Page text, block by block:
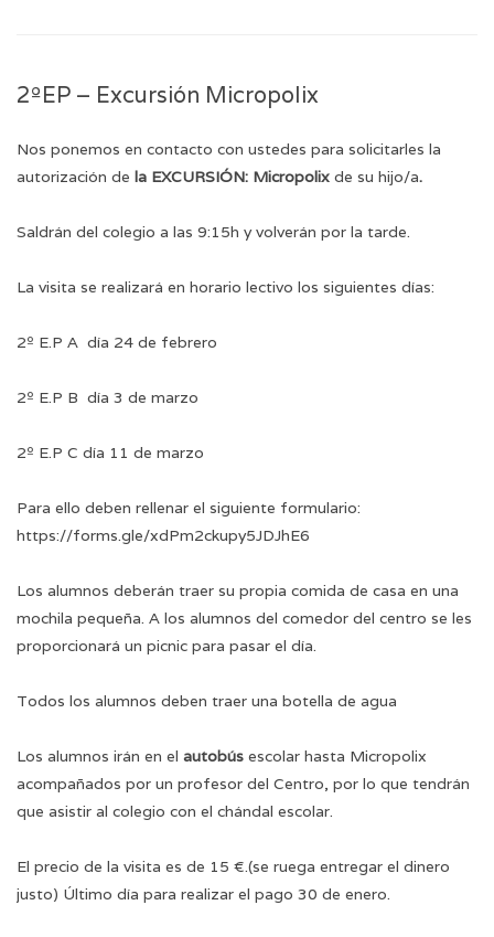
2ºEP – Excursión Micropolix
Nos ponemos en contacto con ustedes para solicitarles la
autorización de la EXCURSIÓN: Micropolix de su hijo/a.
Saldrán del colegio a las 9:15h y volverán por la tarde.
La visita se realizará en horario lectivo los siguientes días:
2º E.P A día 24 de febrero
2º E.P B día 3 de marzo
2º E.P C día 11 de marzo
Para ello deben rellenar el siguiente formulario:
https://forms.gle/xdPm2ckupy5JDJhE6
Los alumnos deberán traer su propia comida de casa en una
mochila pequeña. A los alumnos del comedor del centro se les
proporcionará un picnic para pasar el día.
Todos los alumnos deben traer una botella de agua
Los alumnos irán en el autobús escolar hasta Micropolix
acompañados por un profesor del Centro, por lo que tendrán
que asistir al colegio con el chándal escolar.
El precio de la visita es de 15 €.(se ruega entregar el dinero
justo) Último día para realizar el pago 30 de enero.